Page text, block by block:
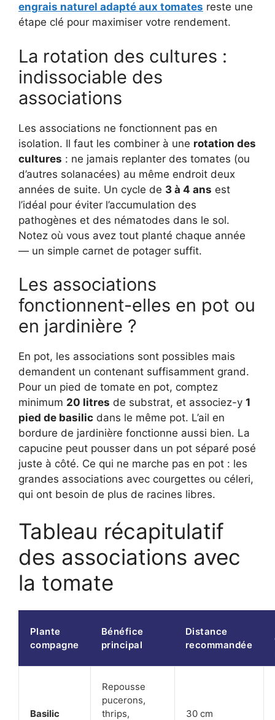
engrais naturel adapté aux tomates reste une
étape clé pour maximiser votre rendement.
La rotation des cultures :
indissociable des
associations
Les associations ne fonctionnent pas en
isolation. Il faut les combiner à une rotation des
cultures : ne jamais replanter des tomates (ou
d’autres solanacées) au même endroit deux
années de suite. Un cycle de 3 à 4 ans est
l’idéal pour éviter l’accumulation des
pathogènes et des nématodes dans le sol.
Notez où vous avez tout planté chaque année
— un simple carnet de potager suffit.
Les associations
fonctionnent-elles en pot ou
en jardinière ?
En pot, les associations sont possibles mais
demandent un contenant suffisamment grand.
Pour un pied de tomate en pot, comptez
minimum 20 litres de substrat, et associez-y 1
pied de basilic dans le même pot. L’ail en
bordure de jardinière fonctionne aussi bien. La
capucine peut pousser dans un pot séparé posé
juste à côté. Ce qui ne marche pas en pot : les
grandes associations avec courgettes ou céleri,
qui ont besoin de plus de racines libres.
Tableau récapitulatif
des associations avec
la tomate
Plante
compagne
Bénéfice
principal
Distance
recommandée
Basilic
Repousse
pucerons,
thrips,
30 cm